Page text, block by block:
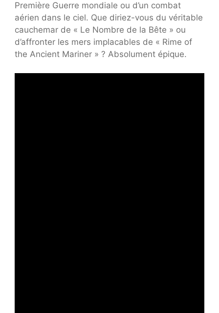
Première Guerre mondiale ou d’un combat
aérien dans le ciel. Que diriez-vous du véritable
cauchemar de « Le Nombre de la Bête » ou
d’affronter les mers implacables de « Rime of
the Ancient Mariner » ? Absolument épique.